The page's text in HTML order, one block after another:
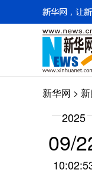
新华网 >
2025
09/